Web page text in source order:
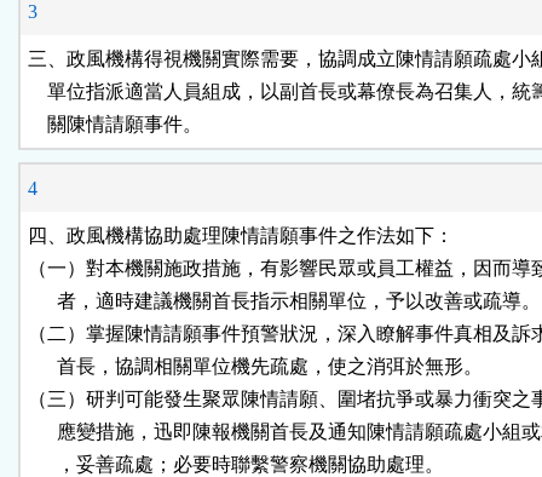
3
三、政風機構得視機關實際需要，協調成立陳情請願疏處小
單位指派適當人員組成，以副首長或幕僚長為召集人，統
    關陳情請願事件。
4
四、政風機構協助處理陳情請願事件之作法如下：
（一）對本機關施政措施，有影響民眾或員工權益，因而導
      者，適時建議機關首長指示相關單位，予以改善或疏導。
（二）掌握陳情請願事件預警狀況，深入瞭解事件真相及訴
      首長，協調相關單位機先疏處，使之消弭於無形。
（三）研判可能發生聚眾陳情請願、圍堵抗爭或暴力衝突之
應變措施，迅即陳報機關首長及通知陳情請願疏處小組
      ，妥善疏處；必要時聯繫警察機關協助處理。